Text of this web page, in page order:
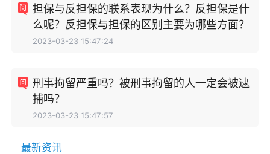
担保与反担保的联系表现为什么？反担保是什
么呢？反担保与担保的区别主要为哪些方面？
2023-03-23 15:47:24
刑事拘留严重吗？被刑事拘留的人一定会被逮
捕吗？
2023-03-23 15:47:57
最新资讯